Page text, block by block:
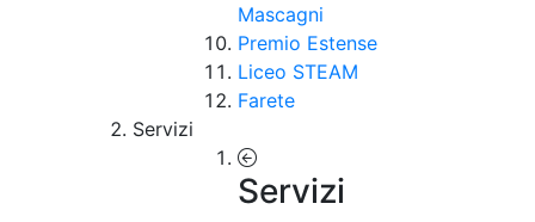
Mascagni
Premio Estense
Liceo STEAM
Farete
Servizi
Servizi